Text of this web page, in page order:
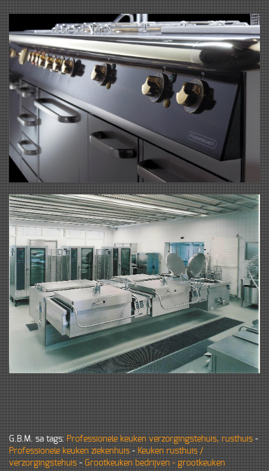
G.B.M. sa tags: Professionele keuken verzorgingstehuis, rusthuis -
Professionele keuken ziekenhuis - Keuken rusthuis /
verzorgingstehuis - Grootkeuken bedrijven - grootkeuken